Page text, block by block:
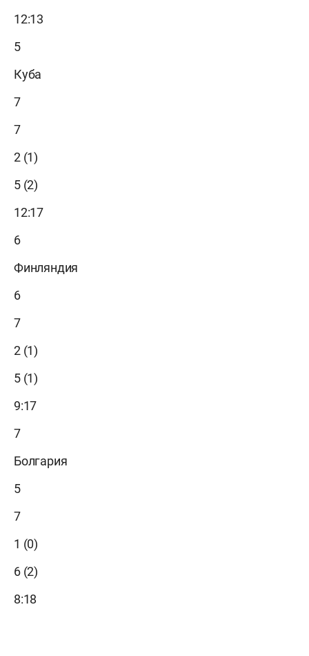
12:13
5
Куба
7
7
2 (1)
5 (2)
12:17
6
Финляндия
6
7
2 (1)
5 (1)
9:17
7
Болгария
5
7
1 (0)
6 (2)
8:18